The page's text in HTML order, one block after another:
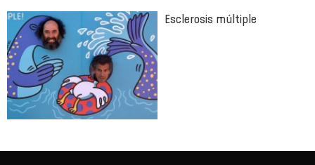
Esclerosis múltiple